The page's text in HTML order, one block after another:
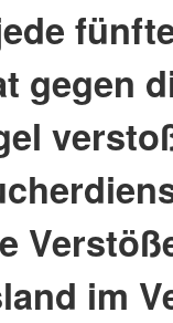
gegen
im